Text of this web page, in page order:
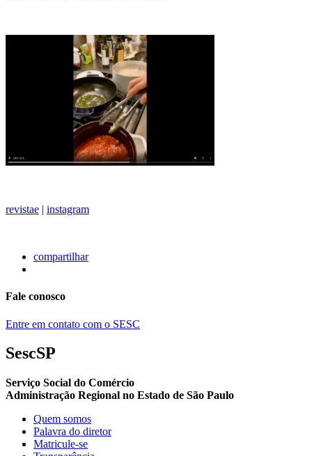
revistae | instagram
compartilhar
Fale conosco
Entre em contato com o SESC
SescSP
Serviço Social do Comércio
Administração Regional no Estado de São Paulo
Quem somos
Palavra do diretor
Matricule-se